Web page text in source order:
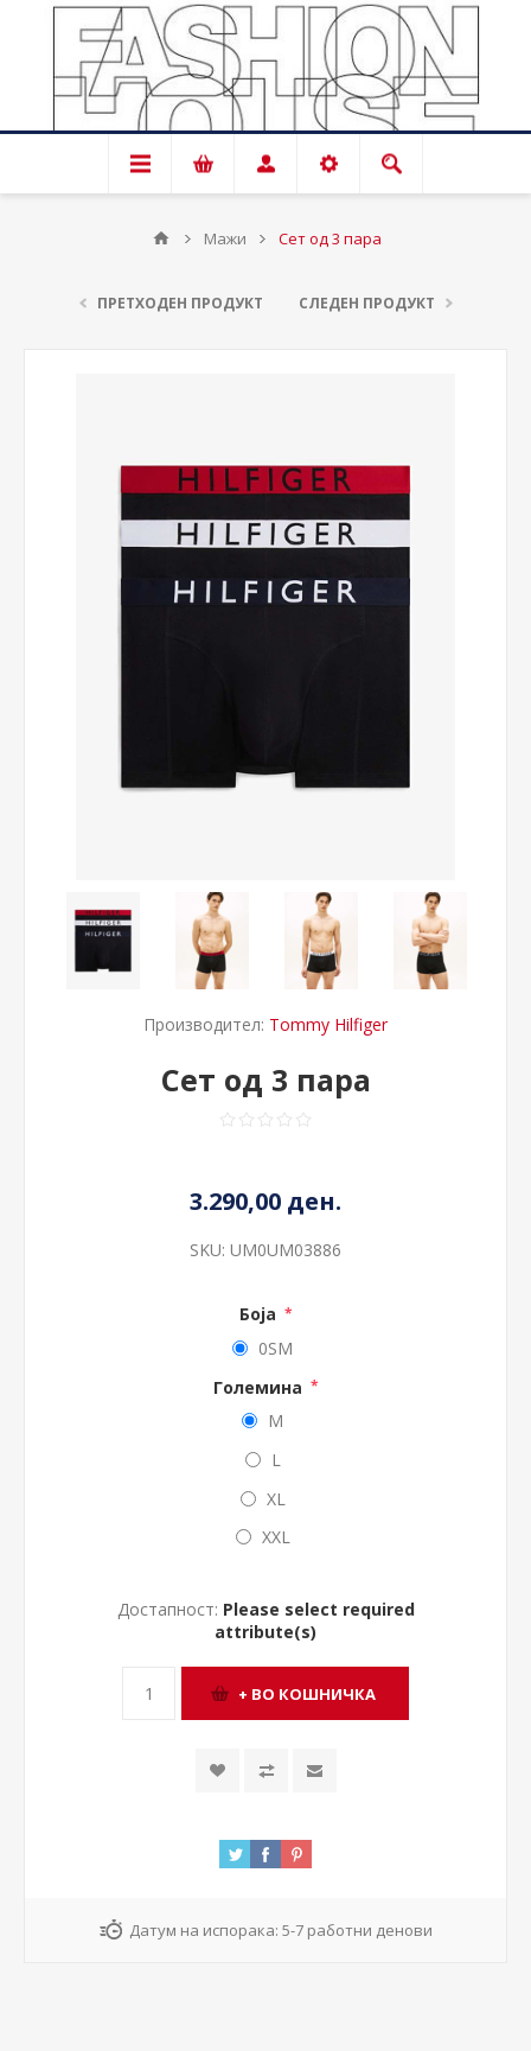
Мажи Сет од 3 пара
ПРЕТХОДЕН ПРОДУКТ СЛЕДЕН ПРОДУКТ
Производител: Tommy Hilfiger
Сет од 3 пара
3.290,00 ден.
SKU: UM0UM03886
Боја *
0SM
Големина *
M
L
XL
XXL
Достапност: Please select required
attribute(s)
Датум на испорака: 5-7 работни денови